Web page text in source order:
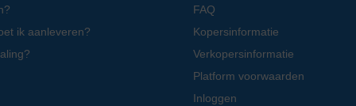
ik aanleveren?
FAQ
Kopersinformatie
Verkopersinformatie
Platform voorwaarden
Inloggen